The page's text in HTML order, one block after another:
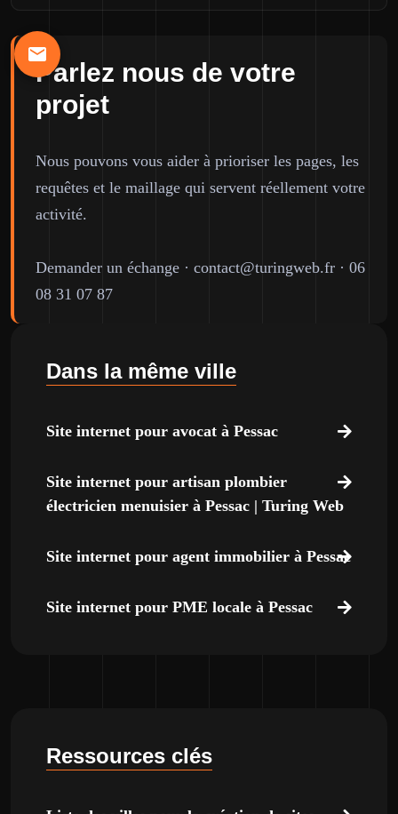
Parlez nous de votre
projet
Nous pouvons vous aider à prioriser les pages, les
requêtes et le maillage qui servent réellement votre
activité.
Demander un échange · contact@turingweb.fr · 06
08 31 07 87
Dans la même ville
Site internet pour avocat à Pessac
Site internet pour artisan plombier
électricien menuisier à Pessac | Turing Web
Site internet pour agent immobilier à Pessac
Site internet pour PME locale à Pessac
Ressources clés